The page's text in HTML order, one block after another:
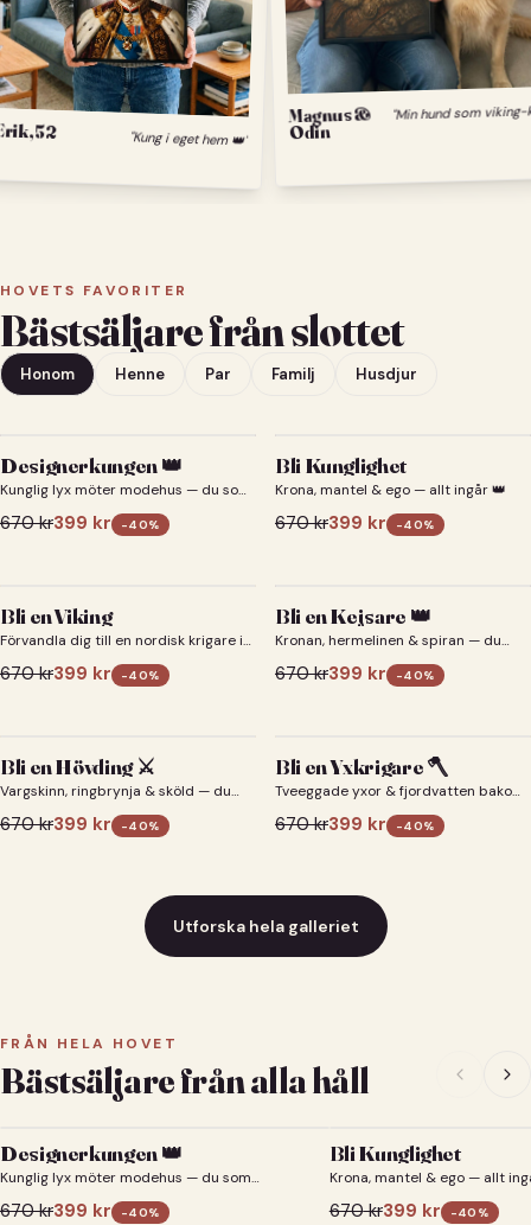
52 "Kung i eget hem 👑"
Magnus &
Odin
HOVETS FAVORITER
Bästsäljare från slottet
Honom Henne Par Familj Husdjur
Designerkungen 👑
Kunglig lyx möter modehus — du som
670kr399 kr -40%
Bli Kunglighet
Krona, mantel & ego — allt ingår 👑
670kr399 kr -40%
Bli en Viking
Förvandla dig till en nordisk krigare i
ett episkt vikingaporträtt.
670kr399 kr -40%
Bli en Kejsare 👑
Kronan, hermelinen & spiran — du
670kr399 kr -40%
Bli en Hövding ⚔️
Vargskinn, ringbrynja & sköld — du
som nordisk krigsherre ⚔️
670kr399 kr -40%
Bli en Yxkrigare 🪓
Tveeggade yxor & fjordvatten bakom
670kr399 kr -40%
Utforska hela galleriet
FRÅN HELA HOVET
Bästsäljare från alla håll
Designerkungen 👑
Kunglig lyx möter modehus — du som
670kr399 kr -40%
Bli Kunglighet
Krona, mantel & ego — allt
670kr399 kr -40 %